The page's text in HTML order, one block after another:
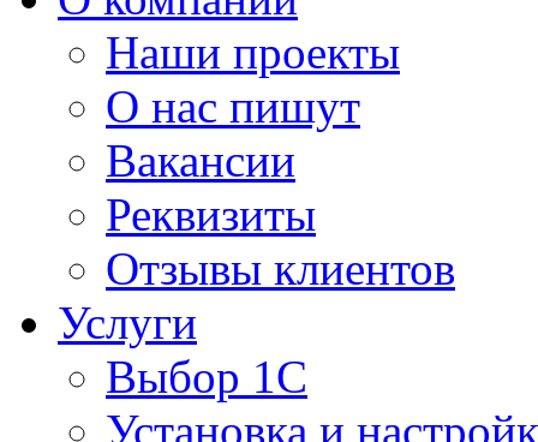
Наши проекты
О нас пишут
Вакансии
Реквизиты
Отзывы клиентов
Услуги
Выбор 1С
Установка и